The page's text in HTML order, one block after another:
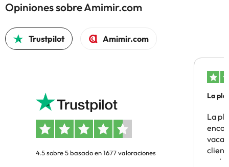
Opiniones sobre Amimir.com
Trustpilot Amimir.com
4.5 sobre 5 basado en 1677 valoraciones
La
La